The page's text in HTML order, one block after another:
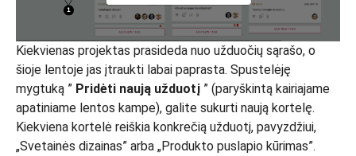
Kiekvienas projektas prasideda nuo užduočių sąrašo, o
šioje lentoje jas įtraukti labai paprasta. Spustelėję
mygtuką ” Pridėti naują užduotį ” (paryškintą kairiajame
apatiniame lentos kampe), galite sukurti naują kortelę.
Kiekviena kortelė reiškia konkrečią užduotį, pavyzdžiui,
„Svetainės dizainas” arba „Produkto puslapio kūrimas”.